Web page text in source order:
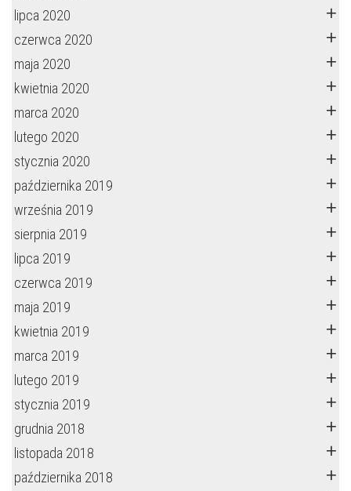
lipca 2020
czerwca 2020
maja 2020
kwietnia 2020
marca 2020
lutego 2020
stycznia 2020
października 2019
września 2019
sierpnia 2019
lipca 2019
czerwca 2019
maja 2019
kwietnia 2019
marca 2019
lutego 2019
stycznia 2019
grudnia 2018
listopada 2018
października 2018